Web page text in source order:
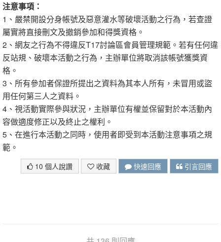
注意事項：
1、嚴禁開設分身帳號及惡意灌水等破壞活動之行為，若查證
屬實將直接刪文及撤銷參加和得獎資格。
2、網友之行為不得違反T17討論區會員管理規範。若有任何違
反站規、破壞本活動之行為，主辦單位將取消該帳號獲獎資
格。
3、所有參加者保證所提出之資料為其本人所有，未冒用或盜
用任何第三人之資料。
4、視活動實際參與狀況，主辦單位有權並保留對於本活動內
容做適度修正以及終止之權利。
5、在進行本活動之同時，使用者即受到本活動注意事項之規
範。
10 個人說讚 收藏 快速回應 引言回應